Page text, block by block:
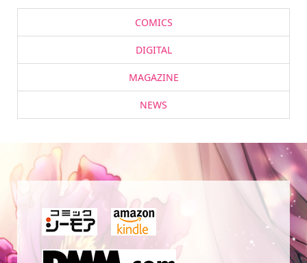
COMICS
DIGITAL
MAGAZINE
NEWS